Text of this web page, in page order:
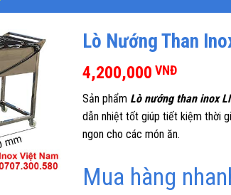
Lò Nướng Than
4,200,000 VNĐ
Sản phẩm Lò nướng than inox
dẫn nhiệt tốt giúp tiết kiệm thời
ngon cho các món ăn.
Mua hàng